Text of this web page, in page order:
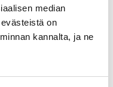
median
on
kannalta, ja ne
at 17:59